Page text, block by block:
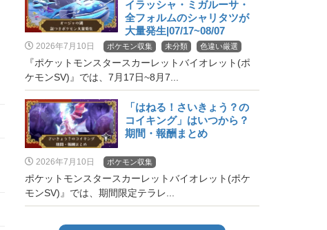
イラッシャ・ミガルーサ・
全フォルムのシャリタツが
大量発生|07/17~08/07
2026年7月10日 ポケモン収集 未分類 色違い厳選
『ポケットモンスタースカーレットバイオレット(ポ
ケモンSV)』では、7月17日~8月7...
「はねる！さいきょう？の
コイキング」はいつから？
期間・報酬まとめ
2026年7月10日 ポケモン収集
ポケットモンスタースカーレットバイオレット(ポケ
モンSV)』では、期間限定テラレ...